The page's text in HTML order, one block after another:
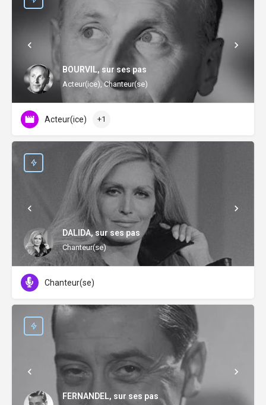
BOURVIL, sur ses pas
Acteur(ice), Chanteur(se)
Acteur(ice) +1
DALIDA, sur ses pas
Chanteur(se)
Chanteur(se)
FERNANDEL, sur ses pas